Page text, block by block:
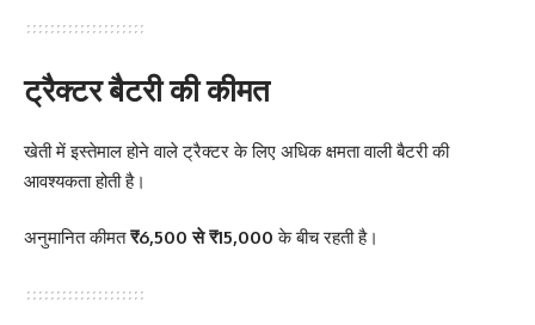
ट्रैक्टर बैटरी की कीमत
खेती में इस्तेमाल होने वाले ट्रैक्टर के लिए अधिक क्षमता वाली बैटरी की
आवश्यकता होती है।
अनुमानित कीमत₹6,500 से ₹15,000 के बीच रहती है।